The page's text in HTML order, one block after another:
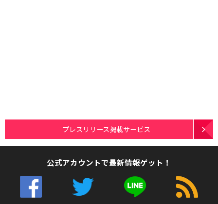
プレスリリース掲載サービス
公式アカウントで最新情報ゲット！